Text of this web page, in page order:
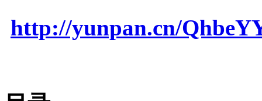
http://yunpan.cn/